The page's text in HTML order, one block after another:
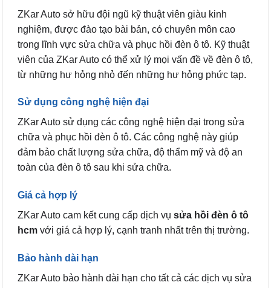
ZKar Auto sở hữu đội ngũ kỹ thuật viên giàu kinh
nghiệm, được đào tạo bài bản, có chuyên môn cao
trong lĩnh vực sửa chữa và phục hồi đèn ô tô. Kỹ thuật
viên của ZKar Auto có thể xử lý mọi vấn đề về đèn ô tô,
từ những hư hỏng nhỏ đến những hư hỏng phức tạp.
Sử dụng công nghệ hiện đại
ZKar Auto sử dụng các công nghệ hiện đại trong sửa
chữa và phục hồi đèn ô tô. Các công nghệ này giúp
đảm bảo chất lượng sửa chữa, độ thẩm mỹ và độ an
toàn của đèn ô tô sau khi sửa chữa.
Giá cả hợp lý
ZKar Auto cam kết cung cấp dịch vụ sửa hồi đèn ô tô
hcm với giá cả hợp lý, cạnh tranh nhất trên thị trường.
Bảo hành dài hạn
ZKar Auto bảo hành dài hạn cho tất cả các dịch vụ sửa